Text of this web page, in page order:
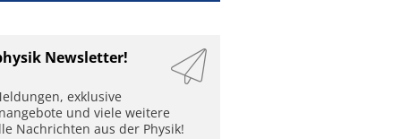
Newsletter!
exklusive
und viele weitere
Nachrichten aus der Physik!